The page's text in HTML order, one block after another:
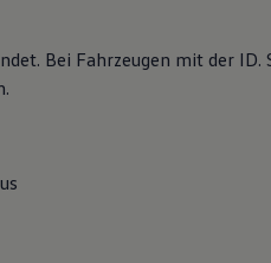
Bei Fahrzeugen mit der